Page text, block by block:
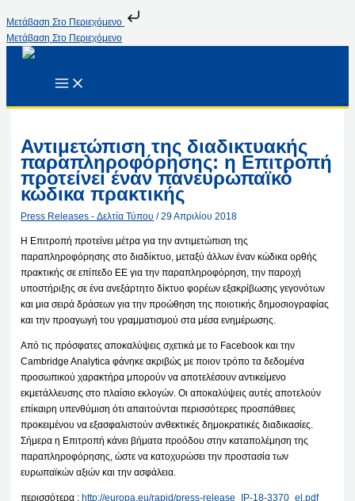
Μετάβαση Στο Περιεχόμενο
Μετάβαση Στο Περιεχόμενο
Αντιμετώπιση της διαδικτυακής
παραπληροφόρησης: η Επιτροπή
προτείνει έναν πανευρωπαϊκό
κώδικα πρακτικής
Press Releases - Δελτία Τύπου /29 Απριλίου 2018
Η Επιτροπή προτείνει μέτρα για την αντιμετώπιση της
παραπληροφόρησης στο διαδίκτυο, μεταξύ άλλων έναν κώδικα ορθής
πρακτικής σε επίπεδο ΕΕ για την παραπληροφόρηση, την παροχή
υποστήριξης σε ένα ανεξάρτητο δίκτυο φορέων εξακρίβωσης γεγονότων
και μια σειρά δράσεων για την προώθηση της ποιοτικής δημοσιογραφίας
και την προαγωγή του γραμματισμού στα μέσα ενημέρωσης.
Από τις πρόσφατες αποκαλύψεις σχετικά με το Facebook και την
Cambridge Analytica φάνηκε ακριβώς με ποιον τρόπο τα δεδομένα
προσωπικού χαρακτήρα μπορούν να αποτελέσουν αντικείμενο
εκμετάλλευσης στο πλαίσιο εκλογών. Οι αποκαλύψεις αυτές αποτελούν
επίκαιρη υπενθύμιση ότι απαιτούνται περισσότερες προσπάθειες
προκειμένου να εξασφαλιστούν ανθεκτικές δημοκρατικές διαδικασίες.
Σήμερα η Επιτροπή κάνει βήματα προόδου στην καταπολέμηση της
παραπληροφόρησης, ώστε να κατοχυρώσει την προστασία των
ευρωπαϊκών αξιών και την ασφάλεια.
περισσότερα : http://europa.eu/rapid/press-release_IP-18-3370_el.pdf